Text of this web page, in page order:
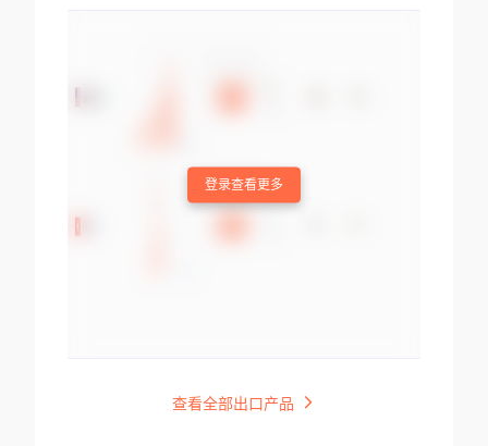
登录查看更多
查看全部出口产品